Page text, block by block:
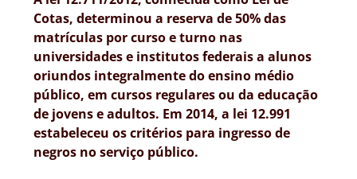
Cotas, determinou a reserva de 50% das
matrículas por curso e turno nas
universidades e institutos federais a alunos
oriundos integralmente do ensino médio
público, em cursos regulares ou da educação
de jovens e adultos. Em 2014, a lei 12.991
estabeleceu os critérios para ingresso de
negros no serviço público.